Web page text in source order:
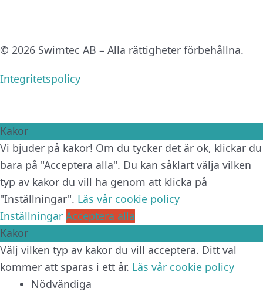
© 2026 Swimtec AB – Alla rättigheter förbehållna.
Integritetspolicy
Kakor
Vi bjuder på kakor! Om du tycker det är ok, klickar du
bara på "Acceptera alla". Du kan såklart välja vilken
typ av kakor du vill ha genom att klicka på
"Inställningar". Läs vår cookie policy
Inställningar Acceptera alla
Kakor
Välj vilken typ av kakor du vill acceptera. Ditt val
kommer att sparas i ett år. Läs vår cookie policy
Nödvändiga